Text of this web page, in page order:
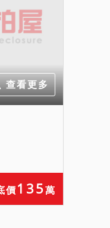
查看更多
價135萬